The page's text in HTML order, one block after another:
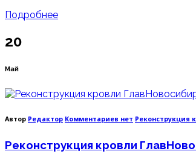
Подробнее
20
Май
Автор Редактор Комментариев к
кровли
нет Реконструкция
Реконструкция кровли